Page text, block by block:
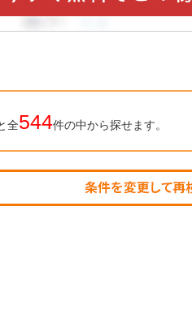
全544件の中から探せます。